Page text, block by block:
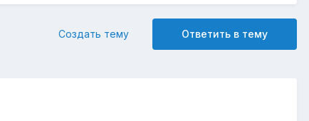
Ответить в тему
Создать тему